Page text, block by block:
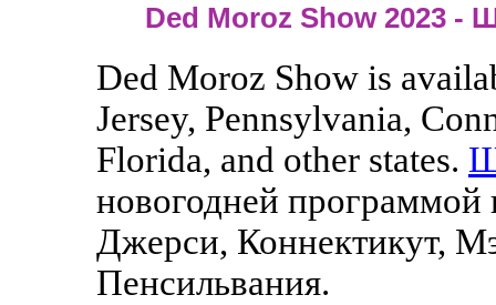
Ded Moroz Show 2023 -
Ded Moroz Show is
Jersey, Pennsylvania,
Florida, and other states.
новогодней
Джерси, Коннектикут,
Пенсильвания.